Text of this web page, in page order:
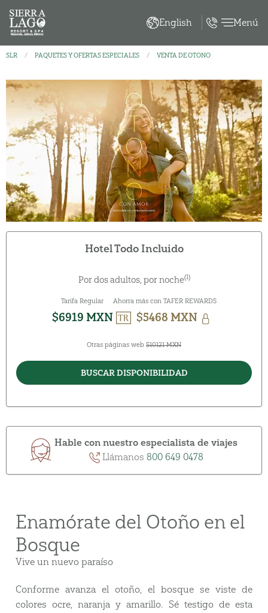
English Menú
SLR PAQUETES Y OFERTAS ESPECIALES VENTA DE OTONO
Hotel Todo Incluido
Por dos adultos, por noche(1)
Tarifa Regular
$6919 MXN
Ahorra más con TAFER REWARDS
$5468 MXN
Otras páginas web $10121 MXN
BUSCAR DISPONIBILIDAD
Hable con nuestro especialista de viajes
Llámanos 800 649 0478
Enamórate del Otoño en el
Bosque
Vive un nuevo paraíso
Conforme avanza el otoño, el bosque se viste de
colores ocre, naranja y amarillo. Sé testigo de esta